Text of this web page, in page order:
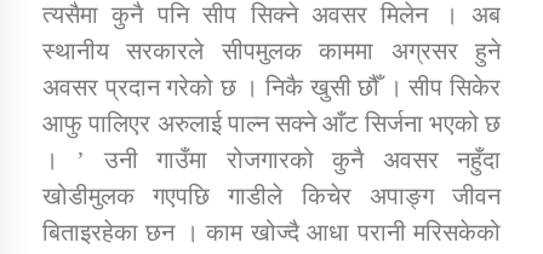
त्यसैमा कुनै पनि सीप सिक्ने अवसर मिलेन । अब
स्थानीय सरकारले सीपमुलक काममा अग्रसर हुने
अवसर प्रदान गरेको छ । निकै खुसी छौँ । सीप सिकेर
आफु पालिएर अरुलाई पाल्न सक्ने आँट सिर्जना भएको छ
। ’ उनी गाउँमा रोजगारको कुनै अवसर नहुँदा
खोडीमुलक गएपछि गाडीले किचेर अपाङ्ग जीवन
बिताइरहेका छन । काम खोज्दै आधा परानी मरिसकेको